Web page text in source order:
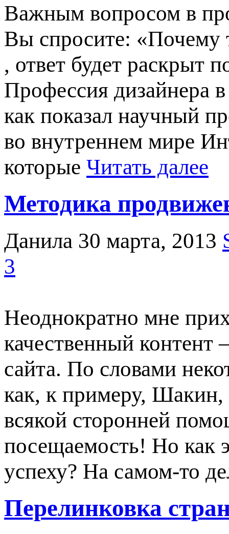
Важным вопросом в
Вы спросите: «Почему
, ответ будет раскрыт
Профессия дизайнера
как показал научный
во внутреннем мире
которые Читать далее
Методика
Данила 30 марта, 2013
3
Неоднократно мне
качественный контент
сайта. По словами
как, к примеру,
всякой сторонней
посещаемость! Но как
успеху? На самом-то
Перелинковка